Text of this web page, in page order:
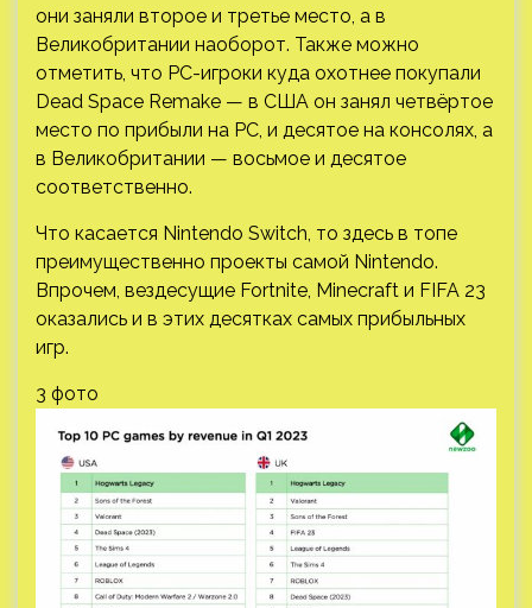
они заняли второе и третье место, а в
Великобритании наоборот. Также можно
отметить, что PC-игроки куда охотнее покупали
Dead Space Remake — в США он занял четвёртое
место по прибыли на PC, и десятое на консолях, а
в Великобритании — восьмое и десятое
соответственно.
Что касается Nintendo Switch, то здесь в топе
преимущественно проекты самой Nintendo.
Впрочем, вездесущие Fortnite, Minecraft и FIFA 23
оказались и в этих десятках самых прибыльных
игр.
3 фото